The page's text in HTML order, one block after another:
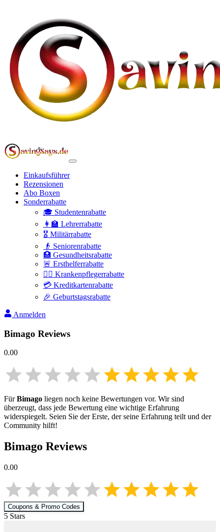
Einkaufsführer
Rezensionen
Abo Boxen
Sonderrabatte
🎓 Studentenrabatte
👩‍🏫 Lehrerrabatte
🎖️ Militärrabatte
👴 Seniorenrabatte
🏥 Gesundheitsrabatte
🚨 Ersthelferrabatte
👩‍⚕️ Krankenpflegerrabatte
💳 Kreditkartenrabatte
🎉 Geburtstagsrabatte
Anmelden
Bimago Reviews
0.00
FürBimago liegen noch keine Bewertungen vor. Wir sind
überzeugt, dass jede Bewertung eine wichtige Erfahrung
widerspiegelt. Seien Sie der Erste, der seine Erfahrung teilt und der
Community hilft!
Bimago Reviews
0.00
Coupons & Promo Codes
5 Stars